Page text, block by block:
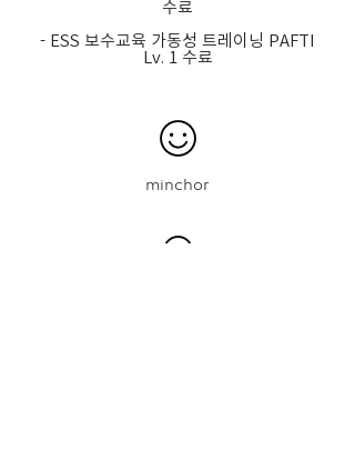
수료
- ESS 보수교육 가동성 트레이닝 PAFTI
Lv. 1 수료
minchor